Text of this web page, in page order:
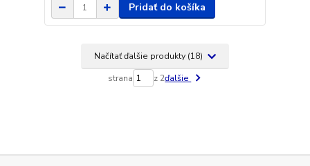
Pridať do košíka
Načítať ďalšie produkty (18)
strana z 2ďalšie